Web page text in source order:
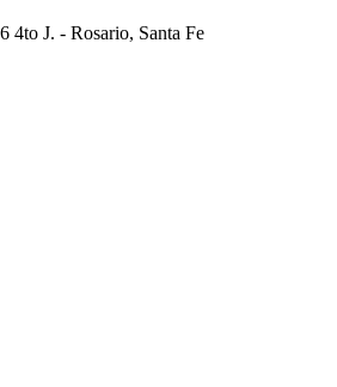
4to J. - Rosario, Santa Fe